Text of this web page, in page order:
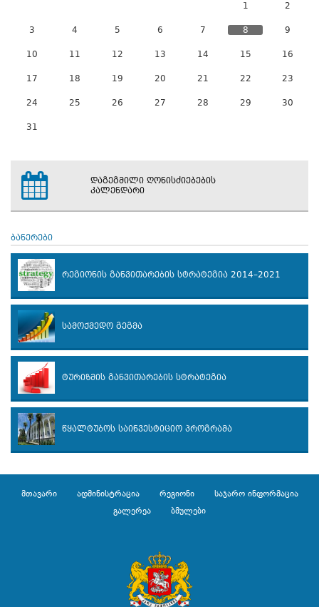
1 2
3 4 5 6 7 8 9
10 11 12 13 14 15 16
17 18 19 20 21 22 23
24 25 26 27 28 29 30
31
დაგეგმილი ღონისძიებების
კალენდარი
ბანერები
რეგიონის განვითარების სტრატეგია 2014–2021
სამოქმედო გეგმა
ტურიზმის განვითარების სტრატეგია
წყალტუბოს საინვესტიციო პროგრამა
მთავარი ადმინისტრაცია რეგიონი
საჯარო ინფორმაცია
გალერეა
ბმულები